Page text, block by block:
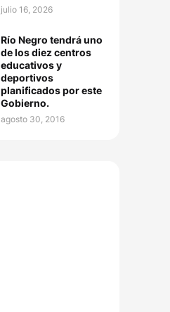
julio 16, 2026
Río Negro tendrá uno
de los diez centros
educativos y
deportivos
planificados por este
Gobierno.
agosto 30, 2016